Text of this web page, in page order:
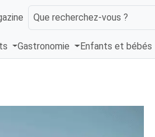
Que recherchez-vous ?
Gastronomie Enfants et bébés